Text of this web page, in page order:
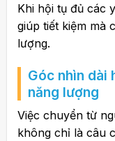
Khi hội tụ đủ các
giúp tiết kiệm mà
lượng.
Góc nhìn dài
năng lượng
Việc chuyển từ
không chỉ là câu